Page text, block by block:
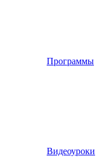
Программы
Видеоуроки